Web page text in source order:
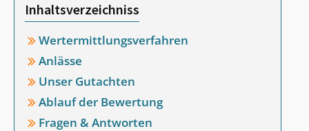
Inhaltsverzeichniss
Wertermittlungsverfahren
Anlässe
Unser Gutachten
Ablauf der Bewertung
Fragen & Antworten